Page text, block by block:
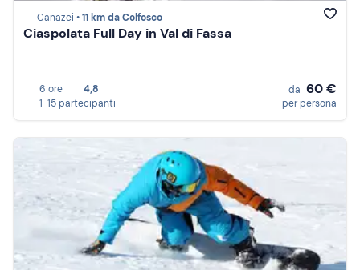
Canazei •11 km da Colfosco
Ciaspolata Full Day in Val di Fassa
6 ore
4,8
1-15 partecipanti
da 60 €
per persona